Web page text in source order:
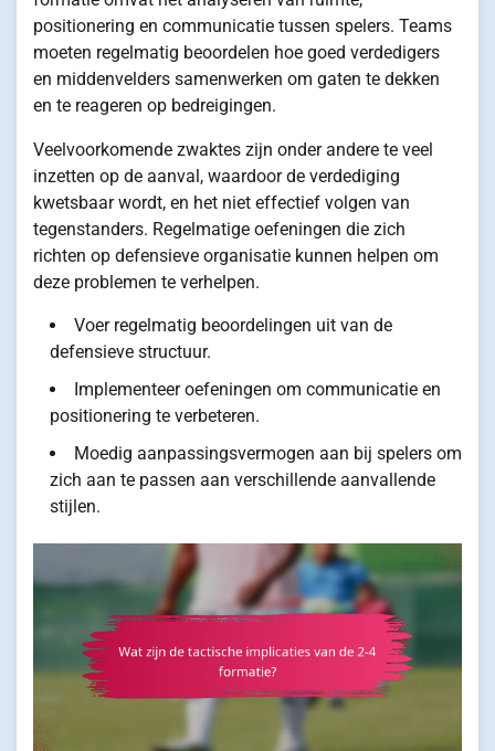
positionering en communicatie tussen spelers. Teams
moeten regelmatig beoordelen hoe goed verdedigers
en middenvelders samenwerken om gaten te dekken
en te reageren op bedreigingen.
Veelvoorkomende zwaktes zijn onder andere te veel
inzetten op de aanval, waardoor de verdediging
kwetsbaar wordt, en het niet effectief volgen van
tegenstanders. Regelmatige oefeningen die zich
richten op defensieve organisatie kunnen helpen om
deze problemen te verhelpen.
Voer regelmatig beoordelingen uit van de
defensieve structuur.
Implementeer oefeningen om communicatie en
positionering te verbeteren.
Moedig aanpassingsvermogen aan bij spelers om
zich aan te passen aan verschillende aanvallende
stijlen.